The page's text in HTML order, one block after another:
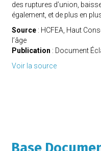
des ruptures d’union,
également, et de plus en
Source : HCFEA, Haut
l’âge
Publication : Document
Voir la source
Base